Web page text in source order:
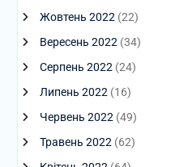
Жовтень 2022 (22)
Вересень 2022 (34)
Серпень 2022 (24)
Липень 2022 (16)
Червень 2022 (49)
Травень 2022 (62)